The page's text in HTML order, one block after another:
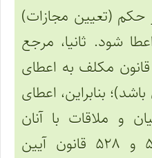
حکم (تعیین مجازات)
شود. ثانیا، مرجع
مکلف به اعطای
بنابراین، اعطای
و ملاقات با آنان
موضوع مواد ۵۲۰ و ۵۲۸ قانون آیین